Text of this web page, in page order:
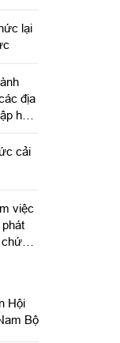
lại
địa
hài
cải
việc
Hội
Bộ